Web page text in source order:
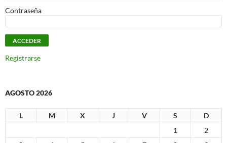
Contraseña
Registrarse
AGOSTO 2026
L M X J V S
D
1
2